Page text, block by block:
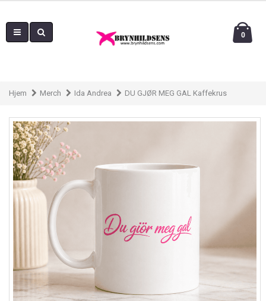
0
Hjem Merch Ida Andrea DU GJØR MEG GAL Kaffekrus